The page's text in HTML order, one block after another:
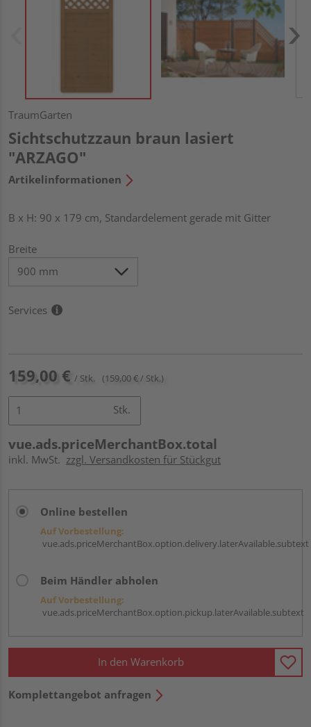
TraumGarten
Sichtschutzzaun braun lasiert
"ARZAGO"
Artikelinformationen
B x H: 90 x 179 cm, Standardelement gerade mit Gitter
Breite
Services
159,00 € / Stk. (159,00 € / Stk.)
Stk.
vue.ads.priceMerchantBox.total
inkl. MwSt. zzgl. Versandkosten für Stückgut
Online bestellen
Auf Vorbestellung:
vue.ads.priceMerchantBox.option.delivery.laterAvailable.subtext
Beim Händler abholen
Auf Vorbestellung:
vue.ads.priceMerchantBox.option.pickup.laterAvailable.subtext
In den Warenkorb
Komplettangebot anfragen